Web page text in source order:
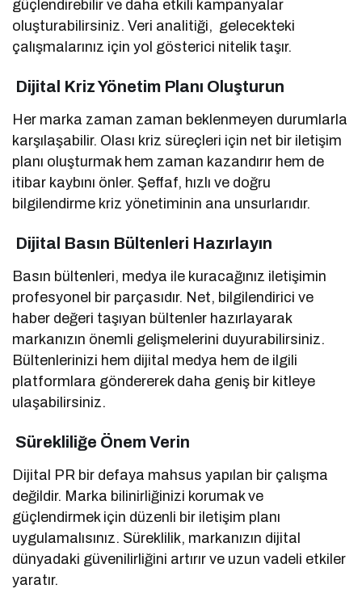
güçlendirebilir ve daha etkili kampanyalar
oluşturabilirsiniz. Veri analitiği, gelecekteki
çalışmalarınız için yol gösterici nitelik taşır.
Dijital Kriz Yönetim Planı Oluşturun
Her marka zaman zaman beklenmeyen durumlarla
karşılaşabilir. Olası kriz süreçleri için net bir iletişim
planı oluşturmak hem zaman kazandırır hem de
itibar kaybını önler. Şeffaf, hızlı ve doğru
bilgilendirme kriz yönetiminin ana unsurlarıdır.
Dijital Basın Bültenleri Hazırlayın
Basın bültenleri, medya ile kuracağınız iletişimin
profesyonel bir parçasıdır. Net, bilgilendirici ve
haber değeri taşıyan bültenler hazırlayarak
markanızın önemli gelişmelerini duyurabilirsiniz.
Bültenlerinizi hem dijital medya hem de ilgili
platformlara göndererek daha geniş bir kitleye
ulaşabilirsiniz.
Sürekliliğe Önem Verin
Dijital PR bir defaya mahsus yapılan bir çalışma
değildir. Marka bilinirliğinizi korumak ve
güçlendirmek için düzenli bir iletişim planı
uygulamalısınız. Süreklilik, markanızın dijital
dünyadaki güvenilirliğini artırır ve uzun vadeli etkiler
yaratır.